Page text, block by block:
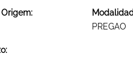
PREGAO